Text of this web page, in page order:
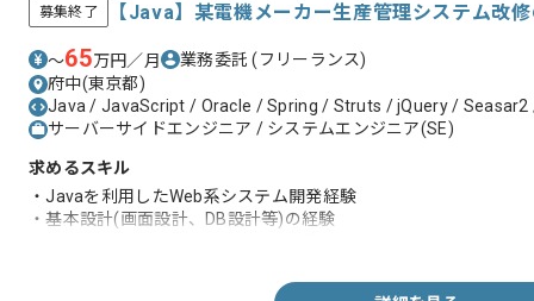
募集終了 【Java】某電機メーカー生産管理システム改
〜65万円／月 業務委託(フリーランス)
府中(東京都)
Java / JavaScript / Oracle / Spring / Struts / jQuery / Seasar2
サーバーサイドエンジニア / システムエンジニア(SE)
求めるスキル
・Javaを利用したWeb系システム開発経験
・基本設計(画面設計、DB設計等)の経験